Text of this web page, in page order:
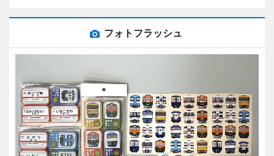
フォトフラッシュ